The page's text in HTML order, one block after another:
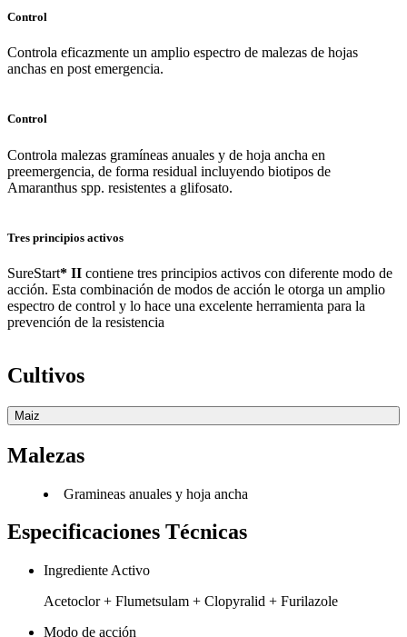
Control
Controla eficazmente un amplio espectro de malezas de hojas
anchas en post emergencia.
Control
Controla malezas gramíneas anuales y de hoja ancha en
preemergencia, de forma residual incluyendo biotipos de
Amaranthus spp. resistentes a glifosato.
Tres principios activos
SureStart* II contiene tres principios activos con diferente modo de
acción. Esta combinación de modos de acción le otorga un amplio
espectro de control y lo hace una excelente herramienta para la
prevención de la resistencia
Cultivos
Maiz
Malezas
Gramineas anuales y hoja ancha
Especificaciones Técnicas
Ingrediente Activo
Acetoclor + Flumetsulam + Clopyralid + Furilazole
Modo de acción